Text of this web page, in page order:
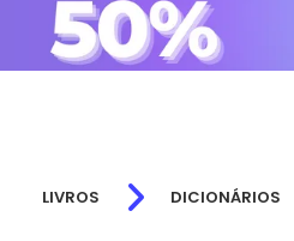
LIVROS DICIONÁRIOS